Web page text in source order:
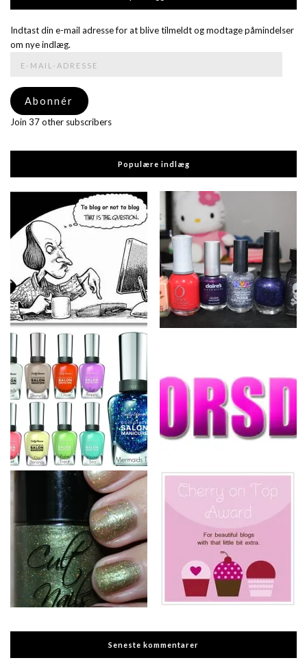
Indtast din e-mail adresse for at blive tilmeldt og modtage påmindelser
om nye indlæg.
adresse
Abonnér
Join 37 other subscribers
Populære indlæg
Seneste kommentarer